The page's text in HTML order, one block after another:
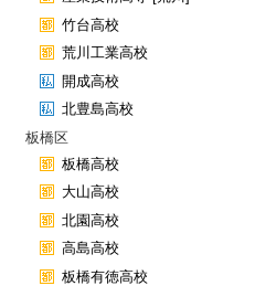
竹台高校
荒川工業高校
開成高校
北豊島高校
板橋区
板橋高校
大山高校
北園高校
高島高校
板橋有徳高校